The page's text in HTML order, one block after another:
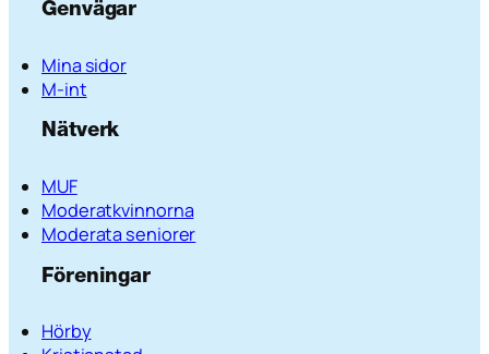
Genvägar
Mina sidor
M-int
Nätverk
MUF
Moderatkvinnorna
Moderata seniorer
Föreningar
Hörby